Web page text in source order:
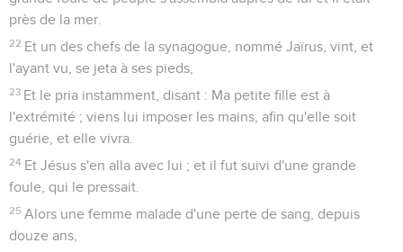
près de la mer.
22 Et un des chefs de la synagogue, nommé Jaïrus, vint, et
l'ayant vu, se jeta à ses pieds,
23 Et le pria instamment, disant : Ma petite fille est à
l'extrémité ; viens lui imposer les mains, afin qu'elle soit
guérie, et elle vivra.
24 Et Jésus s'en alla avec lui ; et il fut suivi d'une grande
foule, qui le pressait.
25 Alors une femme malade d'une perte de sang, depuis
douze ans,